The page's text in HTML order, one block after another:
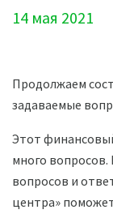
14 мая 2021
Продолжаем
задаваемые
Этот
много вопросов.
вопросов и
центра»